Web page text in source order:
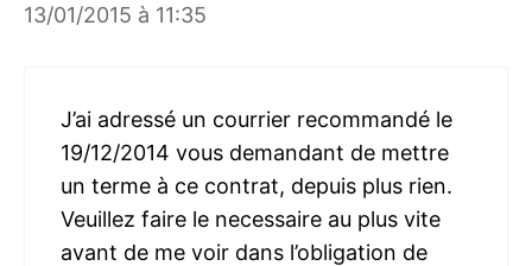
13/01/2015 à 11:35
J’ai adressé un courrier recommandé le
19/12/2014 vous demandant de mettre
un terme à ce contrat, depuis plus rien.
Veuillez faire le necessaire au plus vite
avant de me voir dans l’obligation de